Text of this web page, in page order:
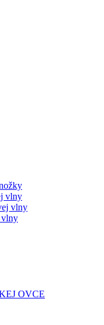
vlny
vlny
vlny
OVCE